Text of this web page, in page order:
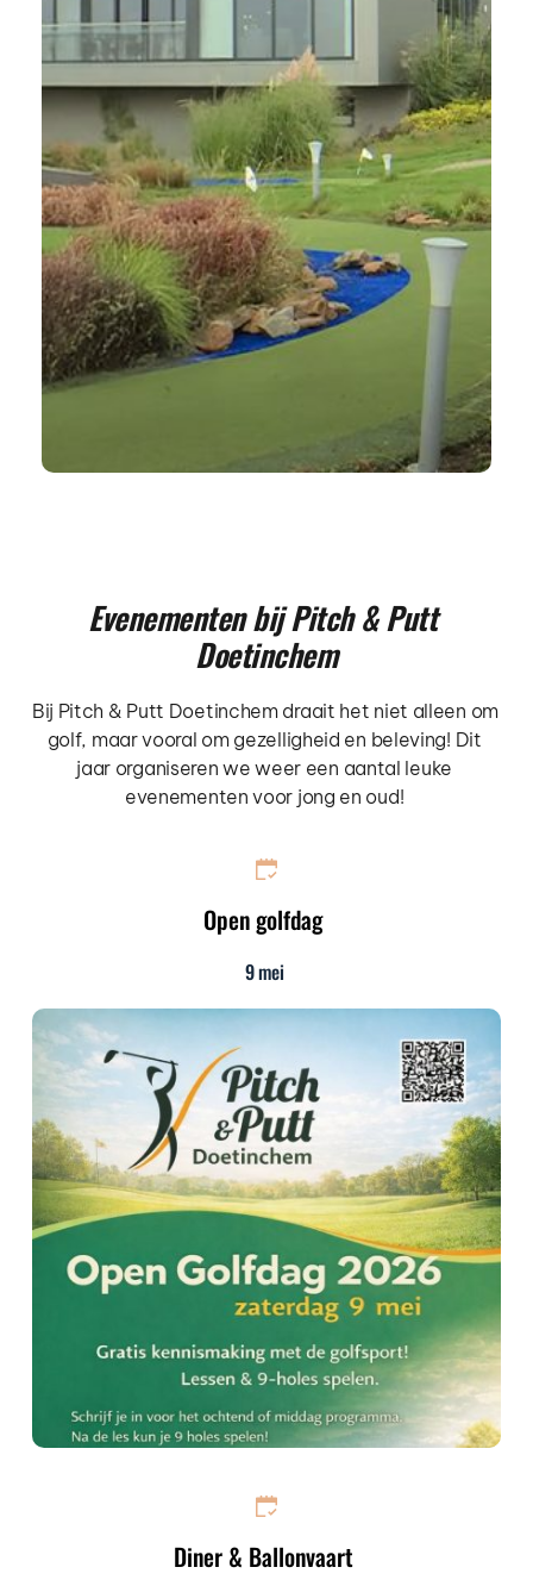
Evenementen bij Pitch & Putt
Doetinchem
Bij Pitch & Putt Doetinchem draait het niet alleen om
golf, maar vooral om gezelligheid en beleving! Dit
jaar organiseren we weer een aantal leuke
evenementen voor jong en oud!
Open golfdag
9 mei
Diner & Ballonvaart